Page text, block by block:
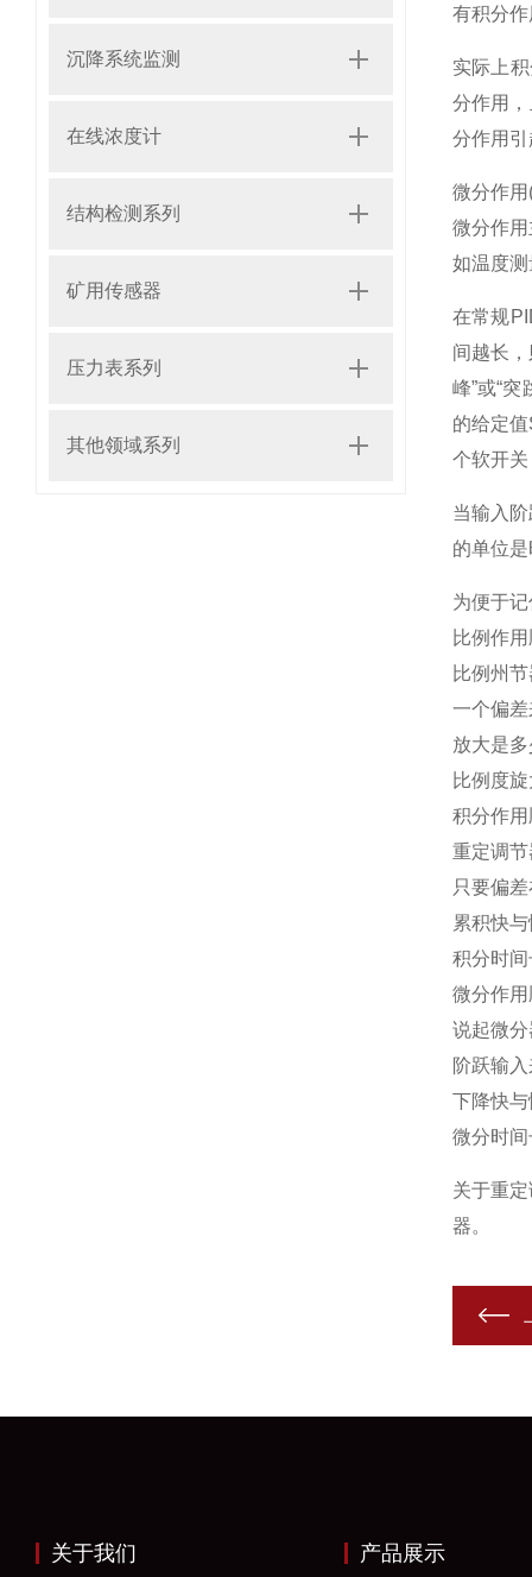
沉降系统监测
在线浓度计
结构检测系列
矿用传感器
压力表系列
其他领域系列
有积分
实际上
分作用
分作用
微分作用
微分作
如温度
在常规
间越长
峰”或“
的给定
个软开
当输入
的单位
为便于
比
一
放
比
积分作
重定调
只要偏
累积快
积分时
微分作
说起微
阶跃输
下降快
微分时
关于重
器。
关于我们 产品展示